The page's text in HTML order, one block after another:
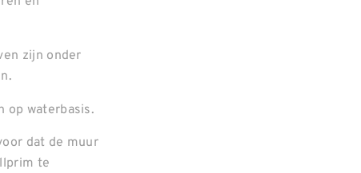
zijn onder
op waterbasis.
dat de muur
te